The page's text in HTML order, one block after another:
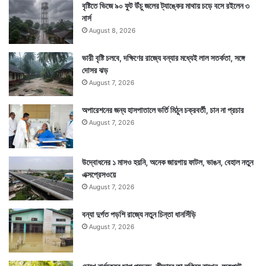
বৃষ্টিতে ভিজে ৯০ ফুট উঁচু জলের ট্যাঙ্কের মাথায় চড়ে বসে রইলেন ৩
নার্স
August 8, 2026
ভারী বৃষ্টি চলবে, দক্ষিণের রাজ্যে বন্যার মধ্যেই লাল সতর্কতা, সঙ্গে
দোসর ঝড়
August 7, 2026
অপারেশনের জন্য হাসপাতালে ভর্তি মিঠুন চক্রবর্তী, চান না প্রচার
August 7, 2026
উদ্বোধনের ১ মাসও হয়নি, অনেক জায়গায় ফাটল, ভাঙন, বেহাল নতুন
এক্সপ্রেসওয়ে
August 7, 2026
বন্যা দুর্গত পড়শি রাজ্যে নতুন চিন্তা ধানসিঁড়ি
August 7, 2026